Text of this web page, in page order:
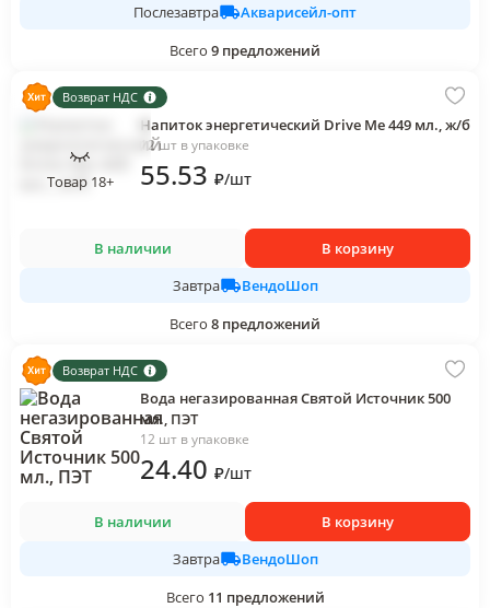
Послезавтра
Акварисейл-опт
Всего 9 предложений
Возврат НДС
Товар 18+
Напиток энергетический Drive Me 449 мл., ж/б
12 шт в упаковке
55.53 ₽/шт
В наличии
В корзину
Завтра
ВендоШоп
Всего 8 предложений
Возврат НДС
Вода негазированная Святой Источник 500
мл., ПЭТ
12 шт в упаковке
24.40 ₽/шт
В наличии
В корзину
Завтра
ВендоШоп
Всего 11 предложений